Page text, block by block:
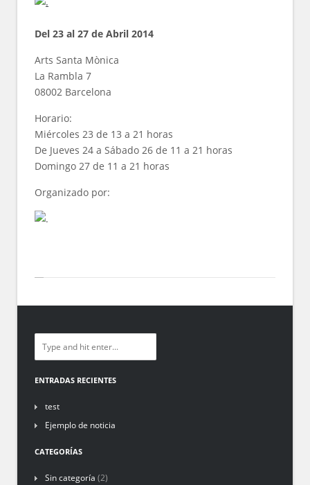
Del 23 al 27 de Abril 2014
Arts Santa Mònica
La Rambla 7
08002 Barcelona
Horario:
Miércoles 23 de 13 a 21 horas
De Jueves 24 a Sábado 26 de 11 a 21 horas
Domingo 27 de 11 a 21 horas
Organizado por:
ENTRADAS RECIENTES
test
Ejemplo de noticia
CATEGORÍAS
Sin categoría (2)